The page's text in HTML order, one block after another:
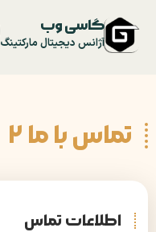
گاسی وب
آژانس دیجیتال مارکتینگ
تماس با ما 2
اطلاعات تماس